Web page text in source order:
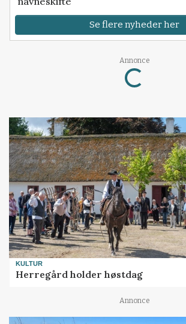
Se flere nyheder her
Annonce
Loading...
KULTUR
Herregård holder høstdag
Annonce